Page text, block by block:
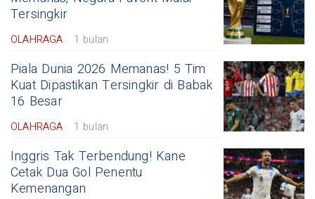
Tersingkir
OLAHRAGA 1 bulan
Piala Dunia 2026 Memanas! 5 Tim
Kuat Dipastikan Tersingkir di Babak
16 Besar
OLAHRAGA 1 bulan
Inggris Tak Terbendung! Kane
Cetak Dua Gol Penentu
Kemenangan